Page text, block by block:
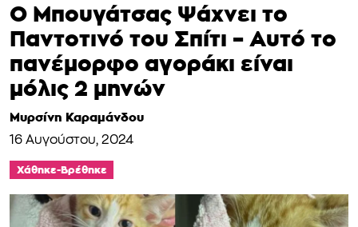
Ο Μπουγάτσας Ψάχνει το
Παντοτινό του Σπίτι – Αυτό το
πανέμορφο αγοράκι είναι
μόλις 2 μηνών
Μυρσίνη Καραμάνδου
16 Αυγούστου, 2024
Χάθηκε-Βρέθηκε